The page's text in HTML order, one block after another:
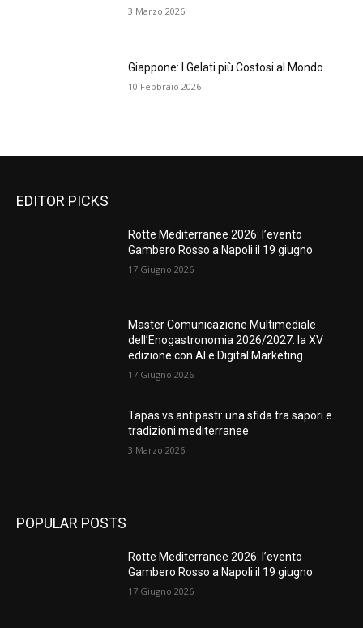
3 Marzo 2026
Giappone: I Gelati più Costosi al Mondo
10 Febbraio 2026
EDITOR PICKS
Rotte Mediterranee 2026: l’evento
Gambero Rosso a Napoli il 19 giugno
17 Giugno 2026
Master Comunicazione Multimediale
dell’Enogastronomia 2026/2027: la XV
edizione con AI e Digital Marketing
17 Giugno 2026
Tapas vs antipasti: una sfida tra sapori e
tradizioni mediterranee
3 Marzo 2026
POPULAR POSTS
Rotte Mediterranee 2026: l’evento
Gambero Rosso a Napoli il 19 giugno
17 Giugno 2026